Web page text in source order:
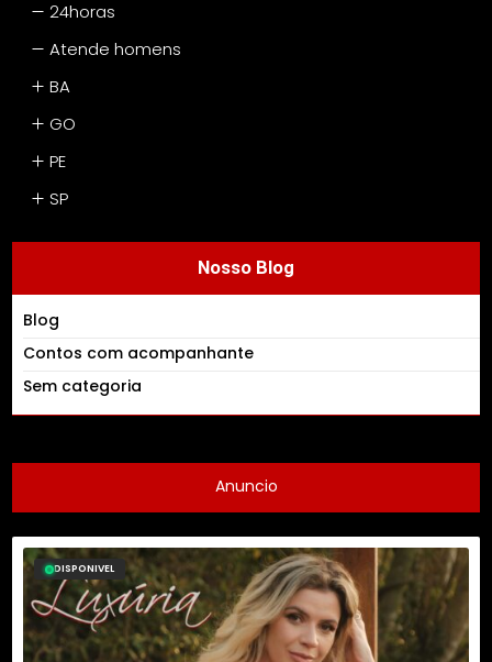
24horas
Atende homens
BA
GO
PE
SP
Nosso Blog
Blog
Contos com acompanhante
Sem categoria
Anuncio
DISPONIVEL